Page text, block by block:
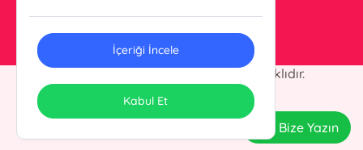
© 2025 Kesit Yayınları. Her hakkı saklıdır.
Tasarım & Uygulama
Bize Yazın
İçeriği İncele
Kabul Et